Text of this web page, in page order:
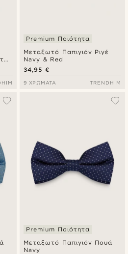
Μεταξωτό Παπιγιόν Ριγέ
Navy & Red
Premium Ποιότητα
34,95 €
9 ΧΡΏΜΑΤΑ TRENDHIM
Μεταξωτό Παπιγιόν Πουά
Navy
Premium Ποιότητα